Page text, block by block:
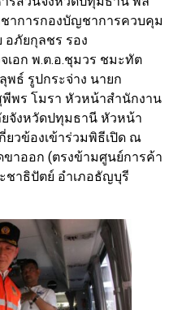
าการกองบัญชาการควบคุม
อภัยกุลชร รอง
เอก พ.ต.อ.ชุมวร ชมะทัต
พธ์ รูปกระจ่าง นายก
พร โมรา หัวหน้าสำนักงาน
จังหวัดปทุมธานี หัวหน้า
ยวข้องเข้าร่วมพิธีเปิด ณ
าออก (ตรงข้ามศูนย์การค้า
ชาธิปัตย์ อำเภอธัญบุรี